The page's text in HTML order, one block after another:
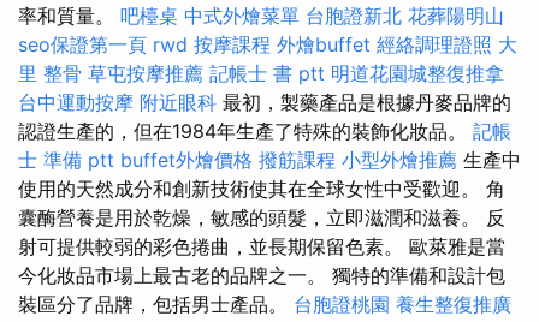
率和質量。 吧檯桌 中式外燴菜單 台胞證新北 花葬陽明山
seo保證第一頁 rwd 按摩課程 外燴buffet 經絡調理證照 大
里 整骨 草屯按摩推薦 記帳士 書 ptt 明道花園城整復推拿
台中運動按摩 附近眼科 最初，製藥產品是根據丹麥品牌的
認證生產的，但在1984年生產了特殊的裝飾化妝品。 記帳
士 準備 ptt buffet外燴價格 撥筋課程 小型外燴推薦 生產中
使用的天然成分和創新技術使其在全球女性中受歡迎。 角
囊酶營養是用於乾燥，敏感的頭髮，立即滋潤和滋養。 反
射可提供較弱的彩色捲曲，並長期保留色素。 歐萊雅是當
今化妝品市場上最古老的品牌之一。 獨特的準備和設計包
裝區分了品牌，包括男士產品。 台胞證桃園 養生整復推廣